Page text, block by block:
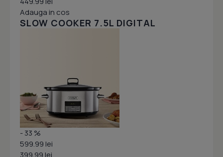
Adauga in cos
SLOW COOKER 7.5L DIGITAL
- 33 %
599.99 lei